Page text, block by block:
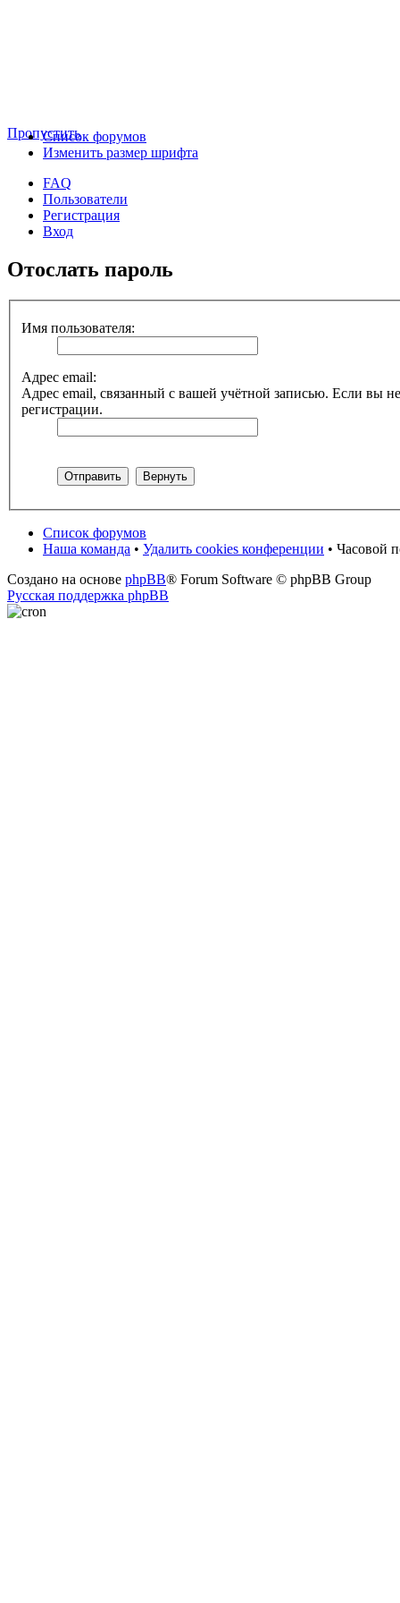
ПропуститьСписок форумов
Изменить размер шрифта
FAQ
Пользователи
Регистрация
Вход
Отослать пароль
Имя пользователя:
Адрес email:
Адрес email, связанный с вашей учётной записью. Если вы
регистрации.
Список форумов
Наша команда • Удалить cookies конференции • Часовой
Создано на основе phpBB® Forum Software © phpBB Group
Русская поддержка phpBB